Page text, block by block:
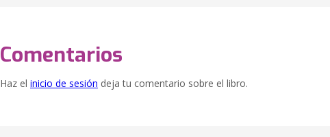
Comentarios
Haz el inicio de sesión deja tu comentario sobre el libro.